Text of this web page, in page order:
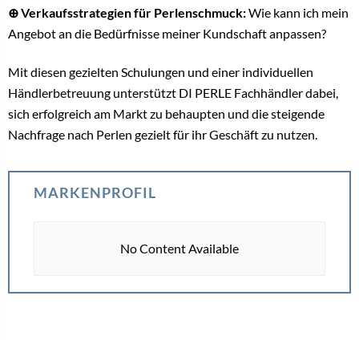
⊕ Verkaufsstrategien für Perlenschmuck:Wie kann ich mein
Angebot an die Bedürfnisse meiner Kundschaft anpassen?
Mit diesen gezielten Schulungen und einer individuellen
Händlerbetreuung unterstützt DI PERLE Fachhändler dabei,
sich erfolgreich am Markt zu behaupten und die steigende
Nachfrage nach Perlen gezielt für ihr Geschäft zu nutzen.
MARKENPROFIL
No Content Available